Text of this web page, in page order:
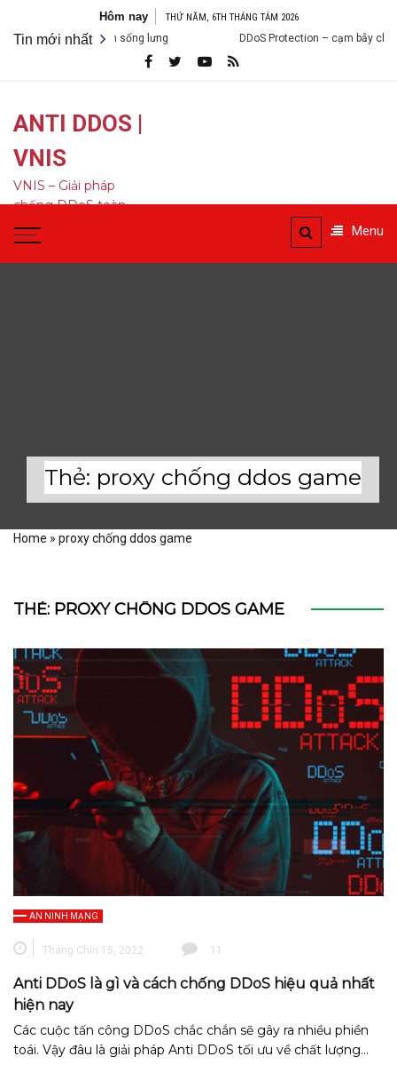
Hôm nay THỨ NĂM, 6TH THÁNG TÁM 2026
Tin mới nhất
khiến bạn lạnh sống lưng DDoS Protection – cạm bẫy chỉ
ANTI DDOS |
VNIS
VNIS – Giải pháp
chống DDoS toàn
diện
Menu
Thẻ: proxy chống ddos game
Home » proxy chống ddos game
THẺ: PROXY CHỐNG DDOS GAME
AN NINH MẠNG
Tháng Chín 15, 2022 11
Anti DDoS là gì và cách chống DDoS hiệu quả nhất
hiện nay
Các cuộc tấn công DDoS chắc chắn sẽ gây ra nhiều phiền
toái. Vậy đâu là giải pháp Anti DDoS tối ưu về chất lượng…